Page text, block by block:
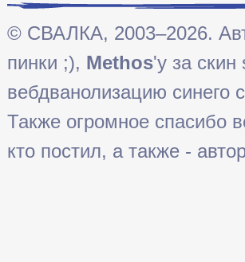
© СВАЛКА, 2003–2026.
пинки ;), Methos'у за скин
вебдванолизацию синего
Также огромное спасибо
кто постил, а также -